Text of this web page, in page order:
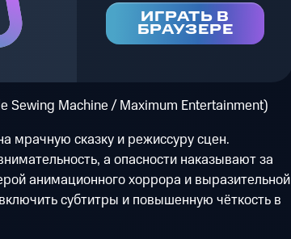
ИГРАТЬ В
БРАУЗЕРЕ
Sewing Machine / Maximum Entertainment)
мрачную сказку и режиссуру сцен.
а опасности наказывают за
анимационного хоррора и выразительной
субтитры и повышенную чёткость в